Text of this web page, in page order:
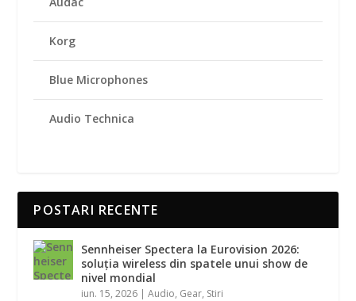
Korg
Blue Microphones
Audio Technica
POSTARI RECENTE
Sennheiser Spectera la Eurovision 2026:
soluția wireless din spatele unui show de
nivel mondial
iun. 15, 2026 |Audio, Gear, Stiri